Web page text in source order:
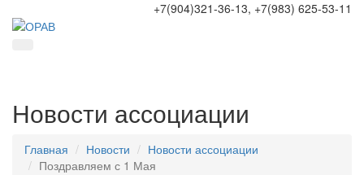
+7(904)321-36-13, +7(983) 625-53-11
Новости ассоциации
Главная Новости
Новости ассоциации
Поздравляем с 1 Мая